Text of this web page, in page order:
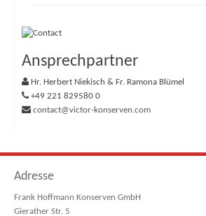
Ansprechpartner
Hr. Herbert Niekisch & Fr. Ramona Blümel
+49 221 829580 0
contact@victor-konserven.com
Adresse
Frank Hoffmann Konserven GmbH
Gierather Str. 5